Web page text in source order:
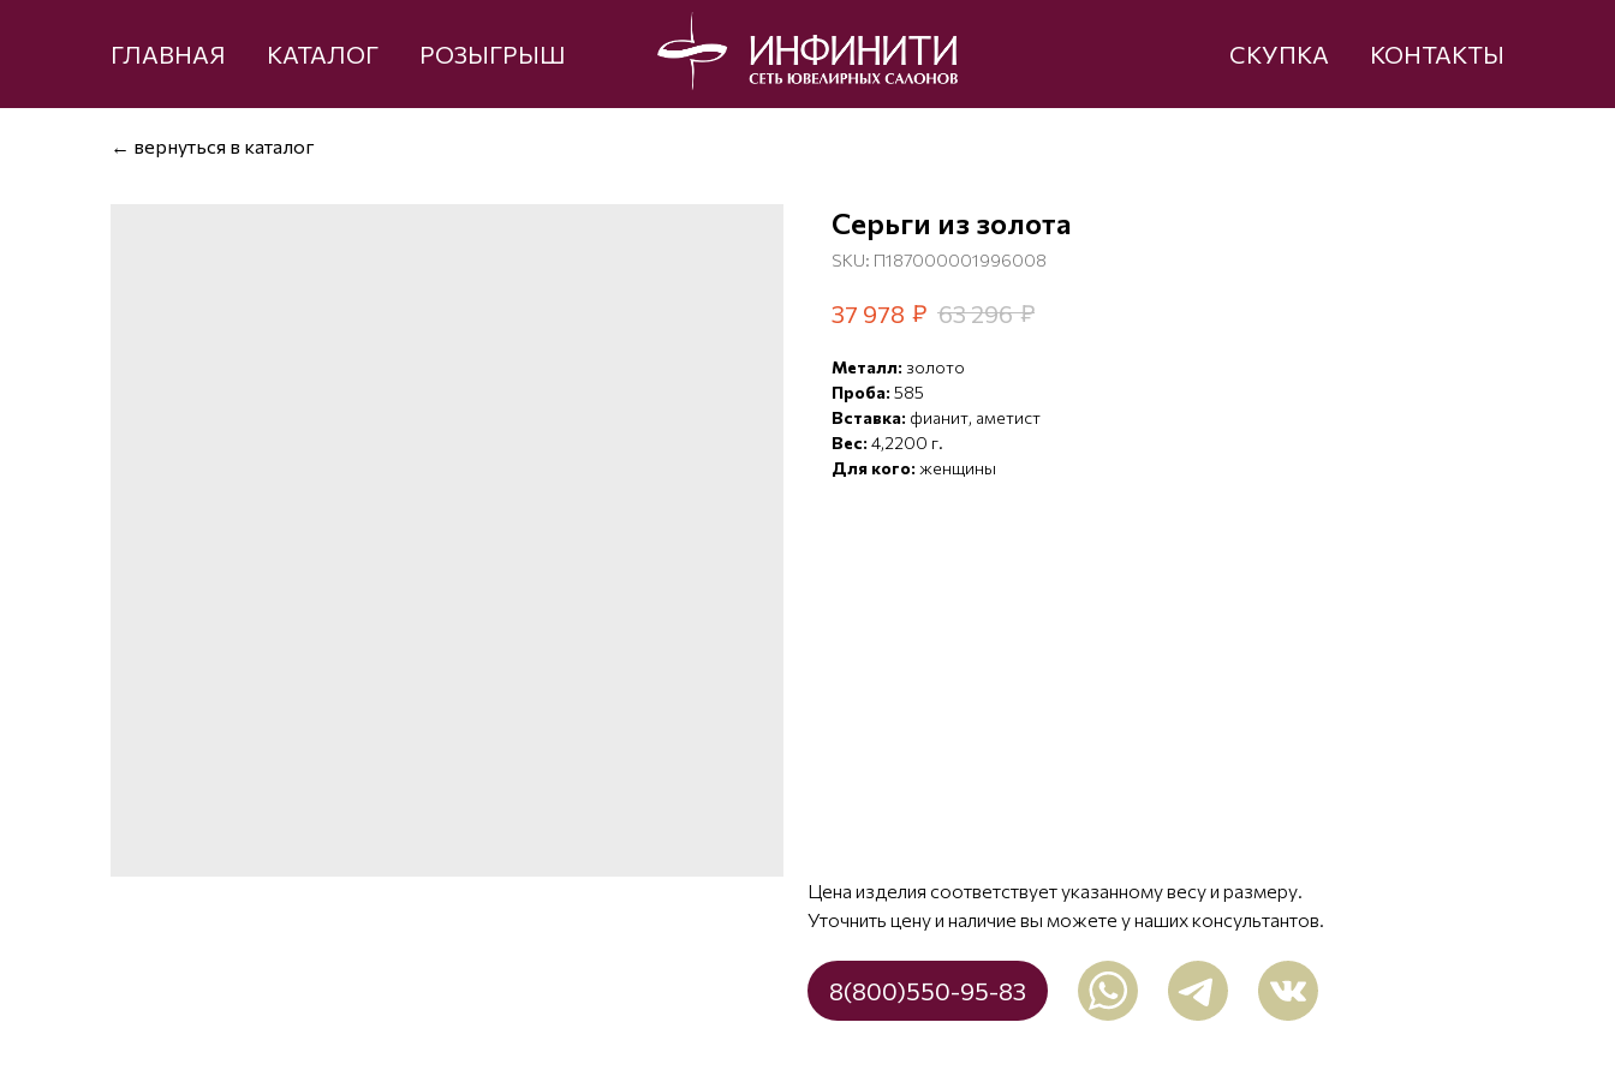
ГЛАВНАЯ КАТАЛОГ РОЗЫГРЫШ СКУПКА КОНТАКТЫ
← вернуться в каталог
Серьги из золота
SKU: П187000001996008
37 978 ₽ 63 296 ₽
Металл: золото
Проба: 585
Вставка: фианит, аметист
Вес: 4,2200 г.
Для кого: женщины
Цена изделия соответствует указанному весу и размеру.
Уточнить цену и наличие вы можете у наших консультантов.
8(800)550-95-83